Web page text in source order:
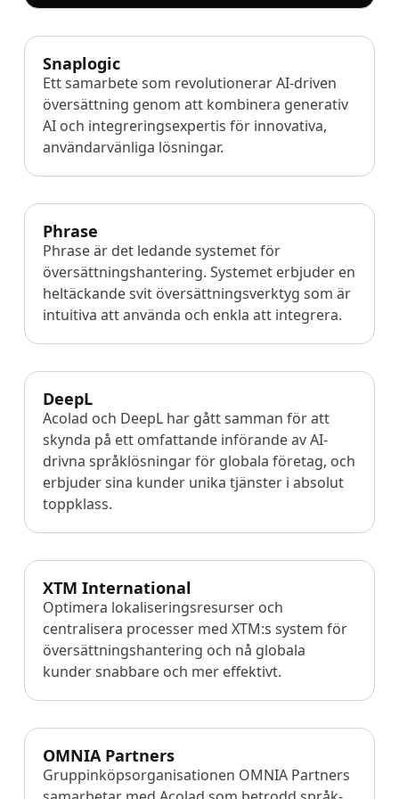
Finans
Juridik
Offentliga Institutioner
Försvar & Säkerhet
Alla branscher
Snaplogic
Ett samarbete som revolutionerar AI-driven
översättning genom att kombinera generativ
AI och integreringsexpertis för innovativa,
användarvänliga lösningar.
Phrase
Phrase är det ledande systemet för
översättningshantering. Systemet erbjuder en
heltäckande svit översättningsverktyg som är
intuitiva att använda och enkla att integrera.
DeepL
Acolad och DeepL har gått samman för att
skynda på ett omfattande införande av AI-
drivna språklösningar för globala företag, och
erbjuder sina kunder unika tjänster i absolut
toppklass.
XTM International
Optimera lokaliseringsresurser och
centralisera processer med XTM:s system för
översättningshantering och nå globala
kunder snabbare och mer effektivt.
OMNIA Partners
Gruppinköpsorganisationen OMNIA Partners